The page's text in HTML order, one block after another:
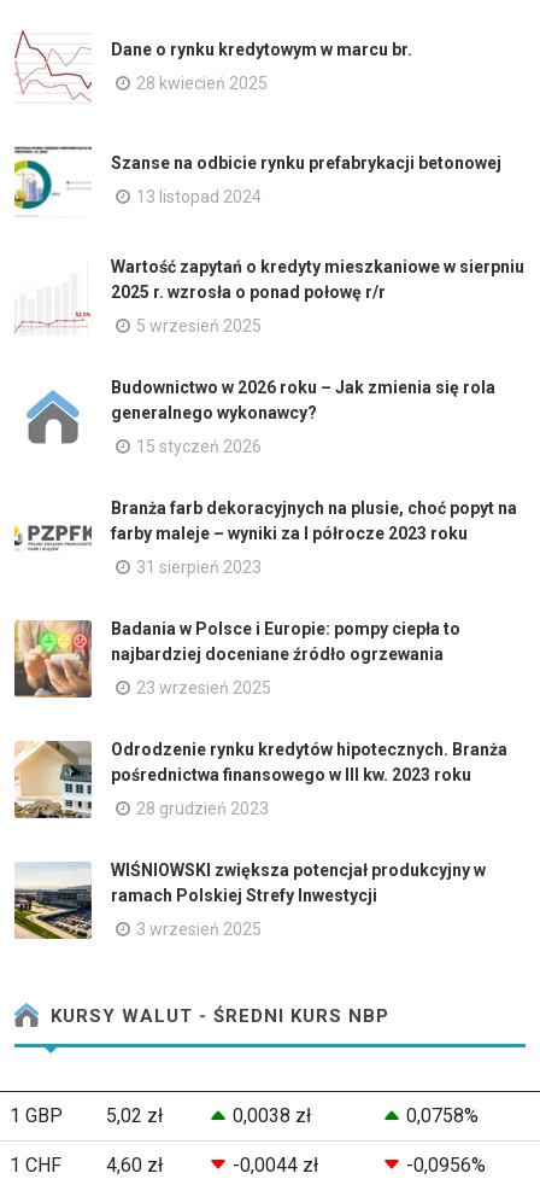
Dane o rynku kredytowym w marcu br.
28 kwiecień 2025
Szanse na odbicie rynku prefabrykacji betonowej
13 listopad 2024
Wartość zapytań o kredyty mieszkaniowe w sierpniu
2025 r. wzrosła o ponad połowę r/r
5 wrzesień 2025
Budownictwo w 2026 roku – Jak zmienia się rola
generalnego wykonawcy?
15 styczeń 2026
Branża farb dekoracyjnych na plusie, choć popyt na
farby maleje – wyniki za I półrocze 2023 roku
31 sierpień 2023
Badania w Polsce i Europie: pompy ciepła to
najbardziej doceniane źródło ogrzewania
23 wrzesień 2025
Odrodzenie rynku kredytów hipotecznych. Branża
pośrednictwa finansowego w III kw. 2023 roku
28 grudzień 2023
WIŚNIOWSKI zwiększa potencjał produkcyjny w
ramach Polskiej Strefy Inwestycji
3 wrzesień 2025
KURSY WALUT - ŚREDNI KURS NBP
1 GBP 5,02 zł 0,0038 zł 0,0758%
1 CHF 4,60 zł -0,0044 zł -0,0956%